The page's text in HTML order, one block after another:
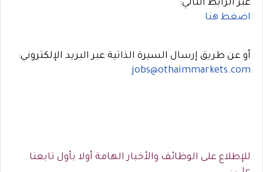
عبر الرابط التالي:
اضغط هنا
أو عن طريق إرسال السيرة الذاتية عبر البريد الإلكتروني:
jobs@othaimmarkets.com
للإطلاع على الوظائف والأخبار الهامة أولا بأول تابعنا